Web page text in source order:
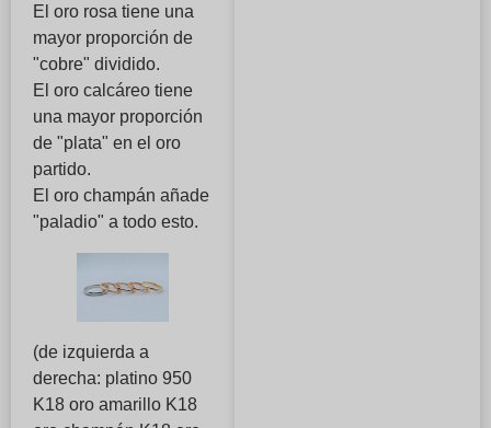
El oro rosa tiene una
mayor proporción de
"cobre" dividido.
El oro calcáreo tiene
una mayor proporción
de "plata" en el oro
partido.
El oro champán añade
"paladio" a todo esto.
(de izquierda a
derecha: platino 950
K18 oro amarillo K18